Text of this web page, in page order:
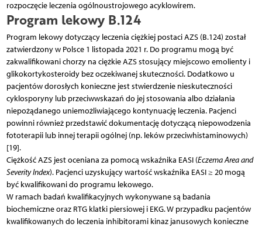
rozpoczęcie leczenia ogólnoustrojowego acyklowirem.
Program lekowy B.124
Program lekowy dotyczący leczenia ciężkiej postaci AZS (B.124) został
zatwierdzony w Polsce 1 listopada 2021 r. Do programu mogą być
zakwalifikowani chorzy na ciężkie AZS stosujący miejscowo emolienty i
glikokortykosteroidy bez oczekiwanej skuteczności. Dodatkowo u
pacjentów dorosłych konieczne jest stwierdzenie nieskuteczności
cyklosporyny lub przeciwwskazań do jej stosowania albo działania
niepożądanego uniemożliwiającego kontynuację leczenia. Pacjenci
powinni również przedstawić dokumentację dotyczącą niepowodzenia
fototerapii lub innej terapii ogólnej (np. leków przeciwhistaminowych)
[19].
Ciężkość AZS jest oceniana za pomocą wskaźnika EASI (Eczema Area and
Severity Index). Pacjenci uzyskujący wartość wskaźnika EASI ≥ 20 mogą
być kwalifikowani do programu lekowego.
W ramach badań kwalifikacyjnych wykonywane są badania
biochemiczne oraz RTG klatki piersiowej i EKG. W przypadku pacjentów
kwalifikowanych do leczenia inhibitorami kinaz janusowych konieczne